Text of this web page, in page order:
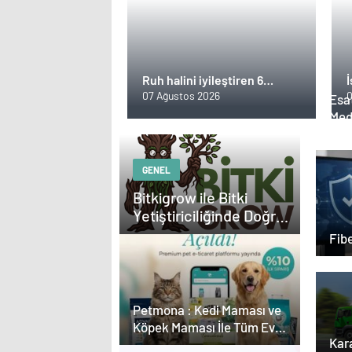
Ruh halini iyileştiren 6
mucizevi yiyecek
07 Ağustos 2026
GENEL
Bitkigrow ile Bitki
Yetiştiriciliğinde Doğru
Ekipman ve Ürün
Seçimi
Petmona : Kedi Maması ve
Köpek Maması İle Tüm Evcil
Hayvan Ürünleri